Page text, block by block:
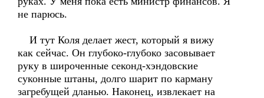
не парюсь.
И тут Коля делает жест, который я вижу
как сейчас. Он глубоко-глубоко засовывает
руку в широченные секонд-хэндовские
суконные штаны, долго шарит по карману
загребущей дланью. Наконец, извлекает на